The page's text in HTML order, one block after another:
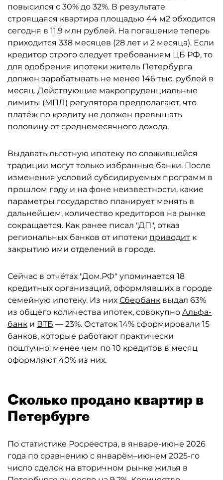
повысился с 30% до 32%. В результате
строящаяся квартира площадью 44 м2 обходится
сегодня в 11,9 млн рублей. На погашение теперь
приходится 338 месяцев (28 лет и 2 месяца). Если
кредитор строго следует требованиям ЦБ РФ, то
для одобрения ипотеки житель Петербурга
должен зарабатывать не менее 146 тыс. рублей в
месяц. Действующие макропруденциальные
лимиты (МПЛ) регулятора предполагают, что
платёж по кредиту не должен превышать
половину от среднемесячного дохода.
Выдавать льготную ипотеку по сложившейся
традиции могут только избранные банки. После
изменения условий субсидируемых программ в
прошлом году и на фоне неизвестности, какие
параметры государство планирует менять в
дальнейшем, количество кредиторов на рынке
сокращается. Как ранее писал "ДП", отказ
региональных банков от ипотеки приводит к
закрытию ими отделений в городе.
Сейчас в отчётах "Дом.РФ" упоминается 18
кредитных организаций, оформлявших в городе
семейную ипотеку. Из них Сбербанк выдал 63%
из общего количества ипотек, совокупно Альфа-
банк и ВТБ — 23%. Остаток 14% сформировали 15
банков, которые работают практически
поштучно: менее чем по 10 кредитов в месяц
оформляют 40% из них.
Сколько продано квартир в
Петербурге
По статистике Росреестра, в январе-июне 2026
года по сравнению с январём–июнем 2025-го
число сделок на вторичном рынке жилья в